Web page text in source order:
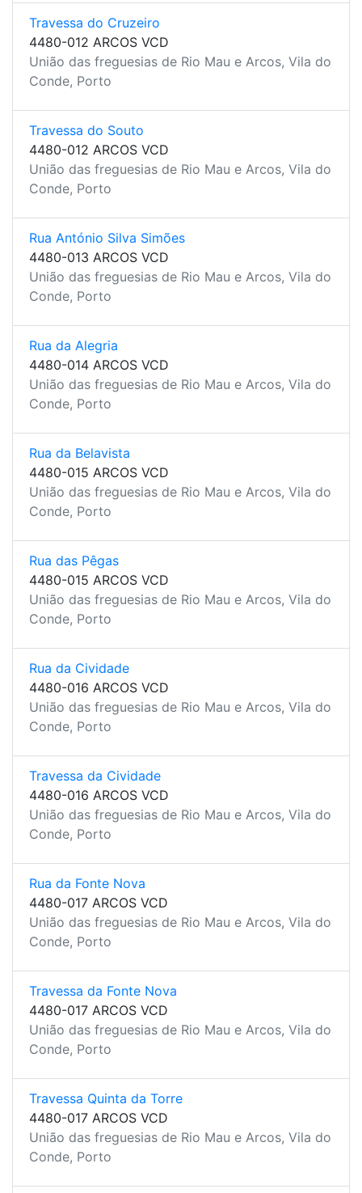
Travessa do Cruzeiro
4480-012 ARCOS VCD
União das freguesias de Rio Mau e Arcos, Vila do
Conde, Porto
Travessa do Souto
4480-012 ARCOS VCD
União das freguesias de Rio Mau e Arcos, Vila do
Conde, Porto
Rua António Silva Simões
4480-013 ARCOS VCD
União das freguesias de Rio Mau e Arcos, Vila do
Conde, Porto
Rua da Alegria
4480-014 ARCOS VCD
União das freguesias de Rio Mau e Arcos, Vila do
Conde, Porto
Rua da Belavista
4480-015 ARCOS VCD
União das freguesias de Rio Mau e Arcos, Vila do
Conde, Porto
Rua das Pêgas
4480-015 ARCOS VCD
União das freguesias de Rio Mau e Arcos, Vila do
Conde, Porto
Rua da Cividade
4480-016 ARCOS VCD
União das freguesias de Rio Mau e Arcos, Vila do
Conde, Porto
Travessa da Cividade
4480-016 ARCOS VCD
União das freguesias de Rio Mau e Arcos, Vila do
Conde, Porto
Rua da Fonte Nova
4480-017 ARCOS VCD
União das freguesias de Rio Mau e Arcos, Vila do
Conde, Porto
Travessa da Fonte Nova
4480-017 ARCOS VCD
União das freguesias de Rio Mau e Arcos, Vila do
Conde, Porto
Travessa Quinta da Torre
4480-017 ARCOS VCD
União das freguesias de Rio Mau e Arcos, Vila do
Conde, Porto